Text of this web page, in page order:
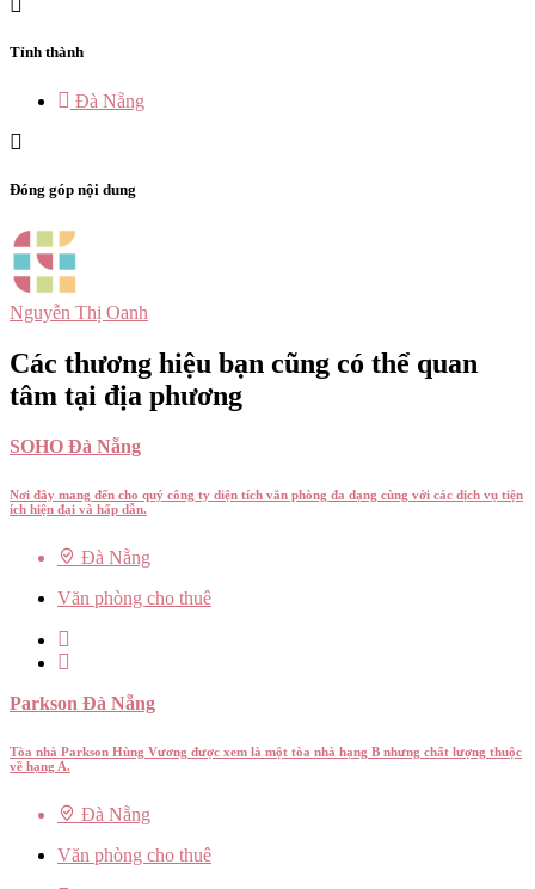
Tỉnh thành
Đà Nẵng
Đóng góp nội dung
Nguyễn Thị Oanh
Các thương hiệu bạn cũng có thể quan
tâm tại địa phương
SOHO Đà Nẵng
Nơi đây mang đến cho quý công ty diện tích văn phòng đa dạng cùng với các dịch vụ tiện
ích hiện đại và hấp dẫn.
Đà Nẵng
Văn phòng cho thuê
Parkson Đà Nẵng
Tòa nhà Parkson Hùng Vương được xem là một tòa nhà hạng B nhưng chất lượng thuộc
về hạng A.
Đà Nẵng
Văn phòng cho thuê